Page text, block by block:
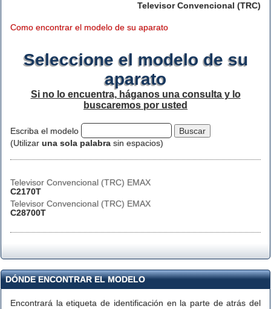
Televisor Convencional (TRC)
Como encontrar el modelo de su aparato
Seleccione el modelo de su
aparato
Si no lo encuentra, háganos una consulta y lo
buscaremos por usted
Escriba el modelo
(Utilizar una sola palabra sin espacios)
Televisor Convencional (TRC) EMAX
C2170T
Televisor Convencional (TRC) EMAX
C28700T
DÓNDE ENCONTRAR EL MODELO
Encontrará la etiqueta de identificación en la parte de atrás del